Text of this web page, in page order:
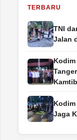
TERBARU
TNI
Jalan
Kodim
Jaga